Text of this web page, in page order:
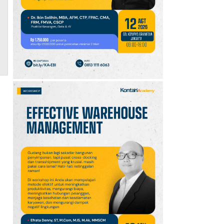
10 Klasemen Grup A Piala
AFF 2026: Ini Skenario
Indonesia Lolos ke
Semifinal